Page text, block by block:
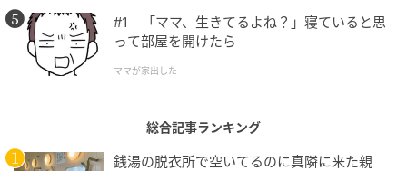
#1 「ママ、生きてるよね？」寝ていると思
って部屋を開けたら
ママが家出した
総合記事ランキング
銭湯の脱衣所で空いてるのに真隣に来た親